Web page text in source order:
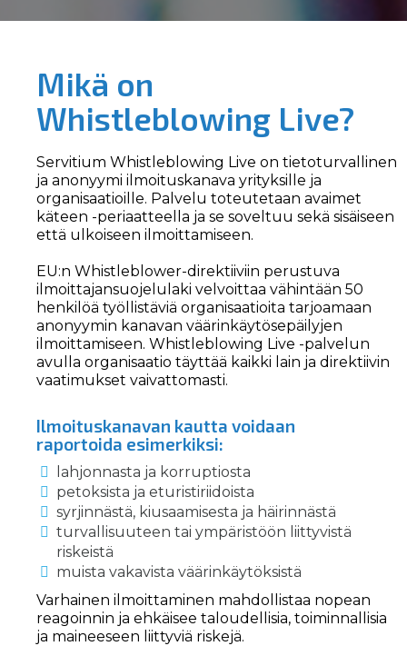
Mikä on
Whistleblowing Live?
Servitium Whistleblowing Live on tietoturvallinen
ja anonyymi ilmoituskanava yrityksille ja
organisaatioille. Palvelu toteutetaan avaimet
käteen -periaatteella ja se soveltuu sekä sisäiseen
että ulkoiseen ilmoittamiseen.
EU:n Whistleblower-direktiiviin perustuva
ilmoittajansuojelulaki velvoittaa vähintään 50
henkilöä työllistäviä organisaatioita tarjoamaan
anonyymin kanavan väärinkäytösepäilyjen
ilmoittamiseen. Whistleblowing Live -palvelun
avulla organisaatio täyttää kaikki lain ja direktiivin
vaatimukset vaivattomasti.
Ilmoituskanavan kautta voidaan
raportoida esimerkiksi:
lahjonnasta ja korruptiosta
petoksista ja eturistiriidoista
syrjinnästä, kiusaamisesta ja häirinnästä
turvallisuuteen tai ympäristöön liittyvistä
riskeistä
muista vakavista väärinkäytöksistä
Varhainen ilmoittaminen mahdollistaa nopean
reagoinnin ja ehkäisee taloudellisia, toiminnallisia
ja maineeseen liittyviä riskejä.